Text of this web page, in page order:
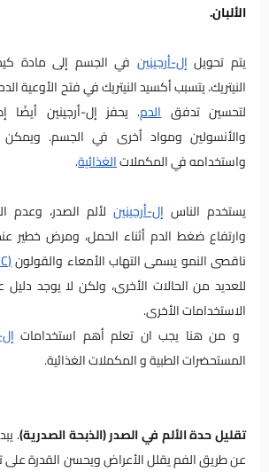
الألبان.
يتم تحويل إل-أرجينين في الجسم إلى مادة
النيتريك. يتسبب أكسيد النيتريك في فتح الأوعية
لتحسين تدفقالدم. يحفز إل-أرجينين أيضًا
والأنسولين ومواد أخرى في الجسم. ويمكن
واستخدامه في المكملاتالغذائية.
يستخدم الناس إل-أرجينين لألم الصدر، وعدم
وارتفاع ضغط الدم أثناء الحمل، ومرض خطير
ناقصى النمو يسمى التهاب الأمعاء والقولون(NEC)
للعديد من الحالات الأخرى، ولكن لا يوجد
الاستخدامات الأخرى.
و من هنا يجب ان تعلم أهم استخدامات
المستحضرات الطبية و المكملات الغذائية.
تقليل حدة الألم في الصدر (الذبحة الصدرية).
عن طريق الفم يقلل الأعراض ويحسن القدرة على